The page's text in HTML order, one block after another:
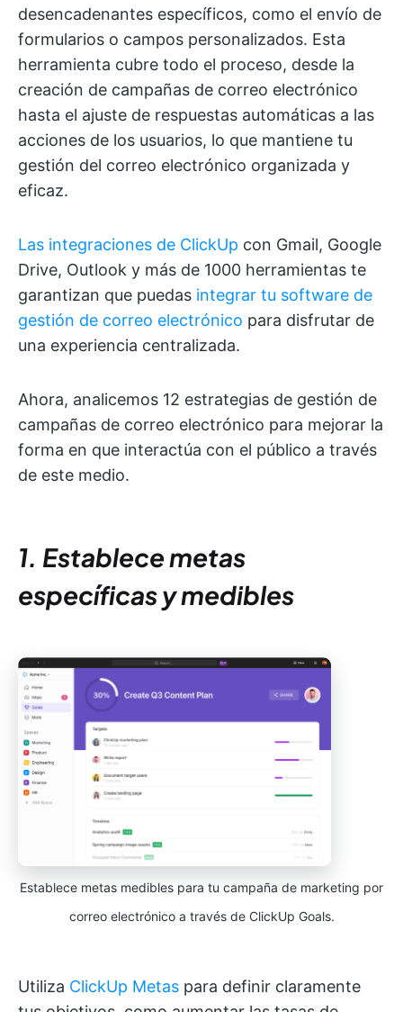
desencadenantes específicos, como el envío de
formularios o campos personalizados. Esta
herramienta cubre todo el proceso, desde la
creación de campañas de correo electrónico
hasta el ajuste de respuestas automáticas a las
acciones de los usuarios, lo que mantiene tu
gestión del correo electrónico organizada y
eficaz.
Las integraciones de ClickUp con Gmail, Google
Drive, Outlook y más de 1000 herramientas te
garantizan que puedas integrar tu software de
gestión de correo electrónico para disfrutar de
una experiencia centralizada.
Ahora, analicemos 12 estrategias de gestión de
campañas de correo electrónico para mejorar la
forma en que interactúa con el público a través
de este medio.
1. Establece metas
específicas y medibles
Establece metas medibles para tu campaña de marketing por
correo electrónico a través de ClickUp Goals.
Utiliza ClickUp Metas para definir claramente